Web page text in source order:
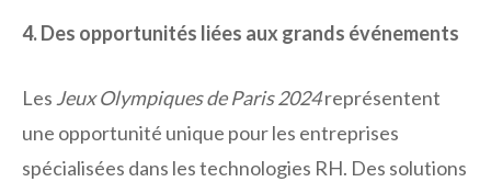
4. Des opportunités liées aux grands événements
Les Jeux Olympiques de Paris 2024représentent
une opportunité unique pour les entreprises
spécialisées dans les technologies RH. Des solutions